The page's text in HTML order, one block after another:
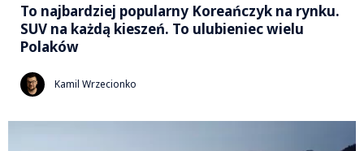
To najbardziej popularny Koreańczyk na rynku.
SUV na każdą kieszeń. To ulubieniec wielu
Polaków
Kamil Wrzecionko